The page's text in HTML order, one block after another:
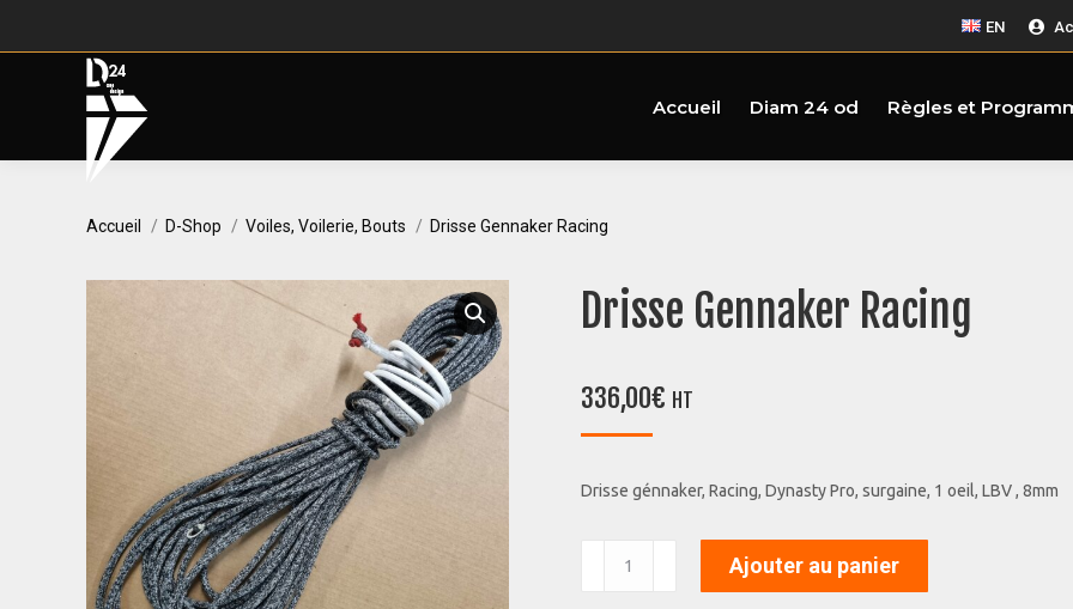
EN
Accueil Diam 24 od Règles et
Accueil D-Shop Voiles, Voilerie, Bouts Drisse Gennaker Racing
Drisse Gennaker Racing
336,00€ HT
Drisse génnaker, Racing, Dynasty Pro, surgaine, 1 oeil, LBV , 8mm
Ajouter au panier